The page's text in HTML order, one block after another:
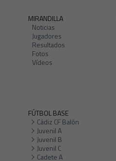
MIRANDILLA
Noticias
Jugadores
Resultados
Fotos
Vídeos
FÚTBOL BASE
Cádiz CF Balón
Juvenil A
Juvenil B
Juvenil C
Cadete A